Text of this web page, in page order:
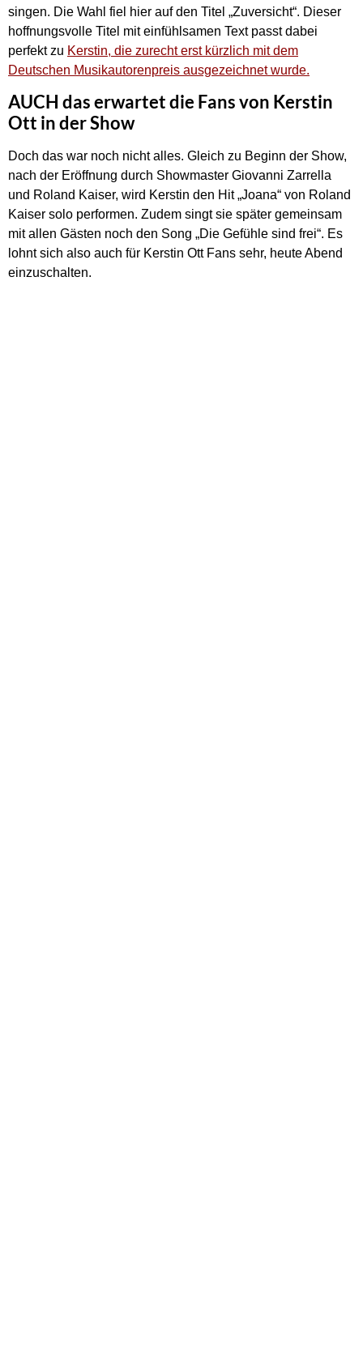
singen. Die Wahl fiel hier auf den Titel „Zuversicht“. Dieser
hoffnungsvolle Titel mit einfühlsamen Text passt dabei
perfekt zu Kerstin, die zurecht erst kürzlich mit dem
Deutschen Musikautorenpreis ausgezeichnet wurde.
AUCH das erwartet die Fans von Kerstin
Ott in der Show
Doch das war noch nicht alles. Gleich zu Beginn der Show,
nach der Eröffnung durch Showmaster Giovanni Zarrella
und Roland Kaiser, wird Kerstin den Hit „Joana“ von Roland
Kaiser solo performen. Zudem singt sie später gemeinsam
mit allen Gästen noch den Song „Die Gefühle sind frei“. Es
lohnt sich also auch für Kerstin Ott Fans sehr, heute Abend
einzuschalten.